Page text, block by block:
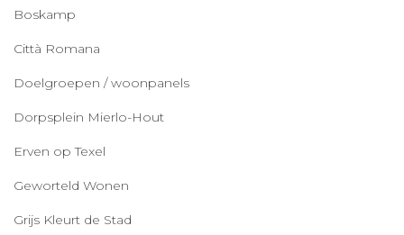
Boskamp
Città Romana
Doelgroepen / woonpanels
Dorpsplein Mierlo-Hout
Erven op Texel
Geworteld Wonen
Grijs Kleurt de Stad